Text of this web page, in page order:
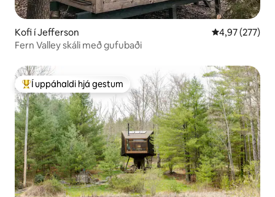
Kofi í Jefferson 4,97 af 5 í
4,97 (277)
Fern Valley skáli með gufubaði
Í mestu uppáhaldi hjá gestum
Í uppáhaldi hjá gestum